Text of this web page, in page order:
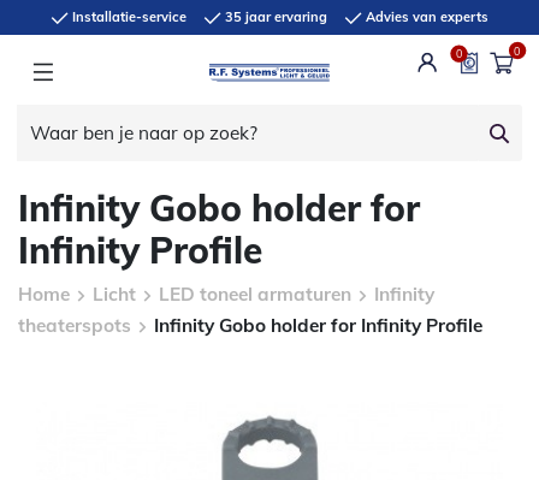
Installatie-service 35 jaar ervaring Advies van experts
0 0
Infinity Gobo holder for
Infinity Profile
Home Licht LED toneel armaturen
Infinity
theaterspots
Infinity Gobo holder for Infinity Profile